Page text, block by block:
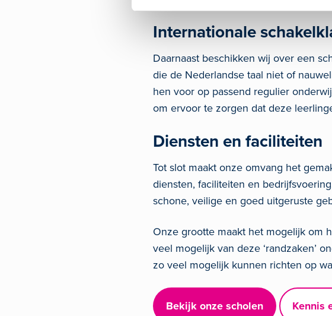
Internationale
Daarnaast beschikken wij over een
die de Nederlandse taal niet of
hen voor op passend regulier
om ervoor te zorgen dat deze
Diensten en faciliteiten
Tot slot maakt onze omvang het
diensten, faciliteiten en
schone, veilige en goed uitgeruste
Onze grootte maakt het mogelijk om
veel mogelijk van deze ‘randzaken’
zo veel mogelijk kunnen richten op
Bekijk onze scholen Kennis